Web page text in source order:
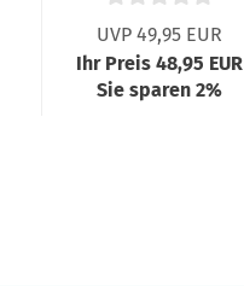
UVP 49,95 EUR
Ihr Preis 48,95 EUR
Sie sparen 2%